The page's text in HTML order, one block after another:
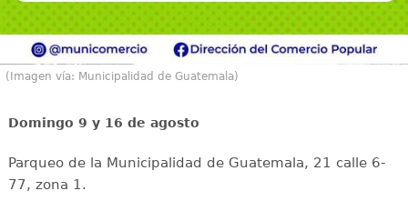
(Imagen vía: Municipalidad de Guatemala)
Domingo 9 y 16 de agosto
Parqueo de la Municipalidad de Guatemala, 21 calle 6-
77, zona 1.